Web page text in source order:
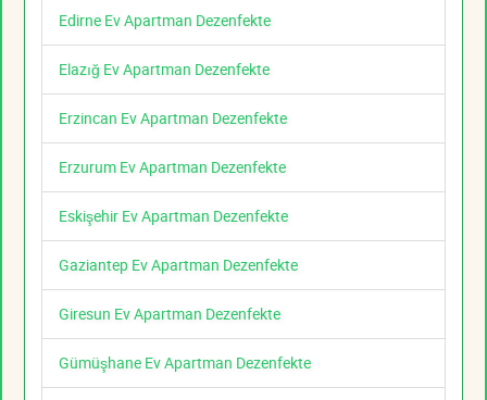
Edirne Ev Apartman Dezenfekte
Elazığ Ev Apartman Dezenfekte
Erzincan Ev Apartman Dezenfekte
Erzurum Ev Apartman Dezenfekte
Eskişehir Ev Apartman Dezenfekte
Gaziantep Ev Apartman Dezenfekte
Giresun Ev Apartman Dezenfekte
Gümüşhane Ev Apartman Dezenfekte